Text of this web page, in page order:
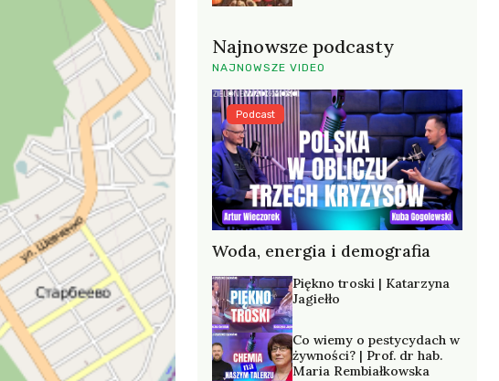
Najnowsze podcasty
NAJNOWSZE VIDEO
Woda, energia i demografia
Podcast
Piękno troski | Katarzyna
Jagiełło
Co wiemy o pestycydach w
żywności? | Prof. dr hab.
Maria Rembiałkowska